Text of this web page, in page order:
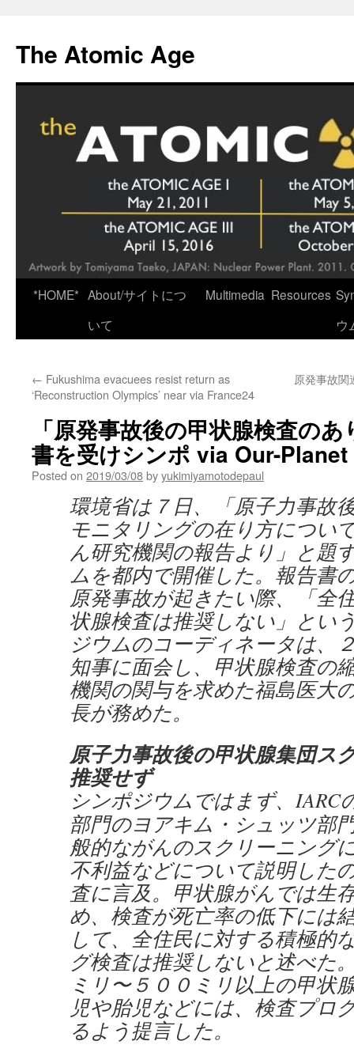
content
The Atomic Age
*HOME* About/サイトにつ
いて
Multimedia Resources
ウ
← Fukushima evacuees resist return as
‘Reconstruction Olympics’ near via France24
原発事故
「原発事故後の甲状腺検査の
書を受けシンポ via Our-Planet
Posted on 2019/03/08byyukimiyamotodepaul
環境省は７日、「原子力事故
モニタリングの在り方につい
ん研究機関の報告より」と題
ムを都内で開催した。報告書
原発事故が起きたい際、「全
状腺検査は推奨しない」とい
ジウムのコーディネータは、
知事に面会し、甲状腺検査の
機関の関与を求めた福島医大
長が務めた。
原子力事故後の甲状腺集団ス
推奨せず
シンポジウムではまず、IARC
部門のヨアキム・シュッツ部
般的ながんのスクリーニング
不利益などについて説明した
査に言及。甲状腺がんでは生
め、検査が死亡率の低下には
して、全住民に対する積極的
グ検査は推奨しないと述べた
ミリ〜５００ミリ以上の甲状
児や胎児などには、検査プロ
るよう提言した。